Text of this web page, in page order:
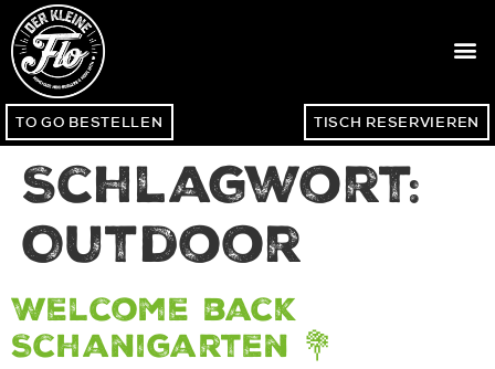
TO GO BESTELLEN TISCH RESERVIEREN
Schlagwort:
Outdoor
Welcome back
Schanigarten 💐